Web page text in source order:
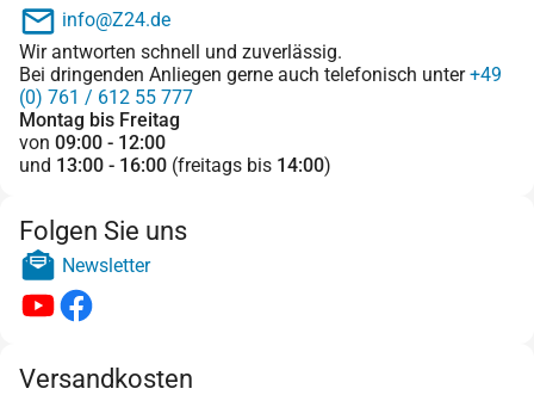
info@Z24.de
Wir antworten schnell und zuverlässig.
Bei dringenden Anliegen gerne auch telefonisch unter+49
(0) 761 / 612 55 777
Montag bis Freitag
von 09:00 - 12:00
und 13:00 - 16:00 (freitags bis 14:00)
Folgen Sie uns
Newsletter
Versandkosten